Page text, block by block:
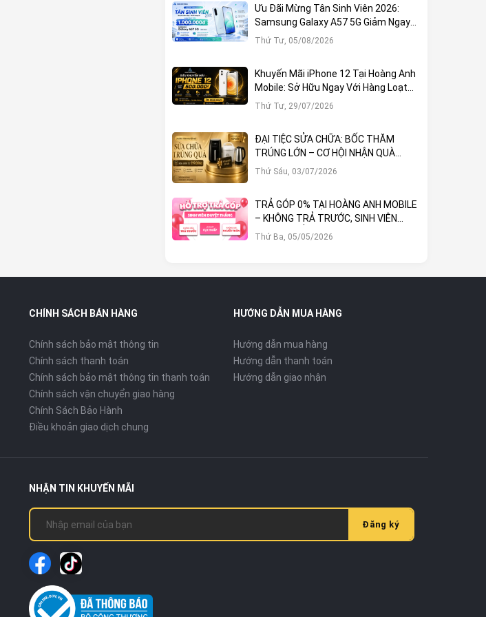
Ưu Đãi Mừng Tân Sinh Viên 2026:
Samsung Galaxy A57 5G Giảm Ngay
1.000.000đ
Thứ Tư, 05/08/2026
Khuyến Mãi iPhone 12 Tại Hoàng Anh
Mobile: Sở Hữu Ngay Với Hàng Loạt
Ưu Đãi Hấp Dẫn
Thứ Tư, 29/07/2026
ĐẠI TIỆC SỬA CHỮA: BỐC THĂM
TRÚNG LỚN – CƠ HỘI NHẬN QUÀ
KHỦNG TẠI HOÀNG ANH MOBILE
Thứ Sáu, 03/07/2026
TRẢ GÓP 0% TẠI HOÀNG ANH MOBILE
– KHÔNG TRẢ TRƯỚC, SINH VIÊN
DUYỆT THẲNG!
Thứ Ba, 05/05/2026
CHÍNH SÁCH BÁN HÀNG
Chính sách bảo mật thông tin
Chính sách thanh toán
Chính sách bảo mật thông tin thanh toán
Chính sách vận chuyển giao hàng
Chính Sách Bảo Hành
Điều khoản giao dịch chung
HƯỚNG DẪN MUA HÀNG
Hướng dẫn mua hàng
Hướng dẫn thanh toán
Hướng dẫn giao nhận
NHẬN TIN KHUYẾN MÃI
Đăng ký